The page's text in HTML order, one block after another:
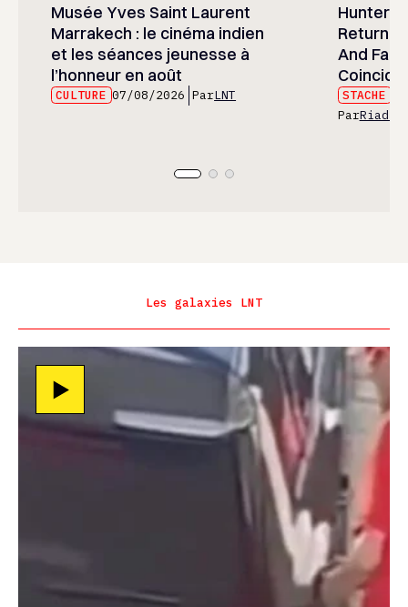
Musée Yves Saint Laurent
Marrakech : le cinéma indien
et les séances jeunesse à
l’honneur en août
CULTURE 07/08/2026 ParLNT
Hunter
And
STACHE
ParRiad
Les galaxies LNT